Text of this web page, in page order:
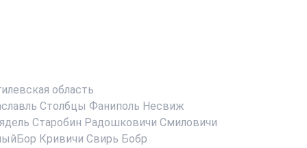
область
Столбцы Фаниполь Несвиж
Старобин Радошковичи Смиловичи
Кривичи Свирь Бобр